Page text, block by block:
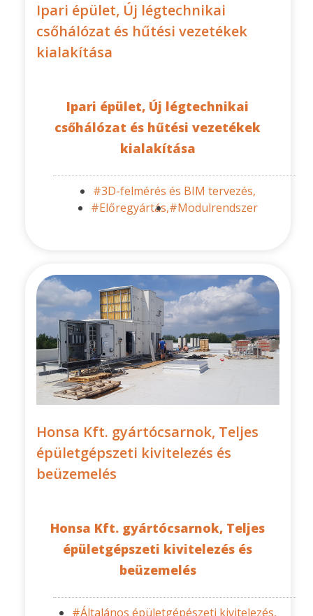
Ipari épület, Új légtechnikai
csőhálózat és hűtési vezetékek
kialakítása
Ipari épület, Új légtechnikai
csőhálózat és hűtési vezetékek
kialakítása
#3D-felmérés és BIM tervezés,
#Előregyártás,#Modulrendszer
Honsa Kft. gyártócsarnok, Teljes
épületgépszeti kivitelezés és
beüzemelés
Honsa Kft. gyártócsarnok, Teljes
épületgépszeti kivitelezés és
beüzemelés
#Általános épületgépészeti kivitelezés,